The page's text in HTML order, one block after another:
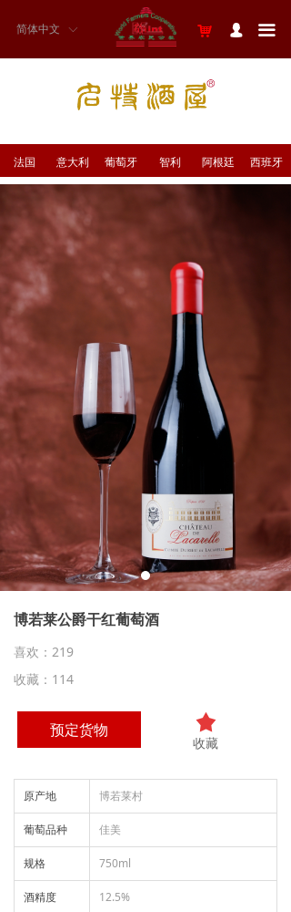
낙 넙
ꀅ
简体中文 끀
博若莱公爵干红葡萄酒
喜欢：219
收藏：114
预定货物 끄
收藏
原产地 博若莱村
葡萄品种 佳美
规格 750ml
酒精度 12.5%
法国 意大利 葡萄牙 智利 阿根廷 西班牙